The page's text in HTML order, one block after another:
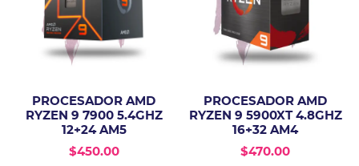
PROCESADOR AMD
RYZEN 9 7900 5.4GHZ
12+24 AM5
$450.00
PROCESADOR AMD
RYZEN 9 5900XT 4.8GHZ
16+32 AM4
$470.00